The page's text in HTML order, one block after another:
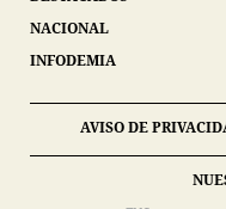
NACIONAL
INFODEMIA
AVISO DE